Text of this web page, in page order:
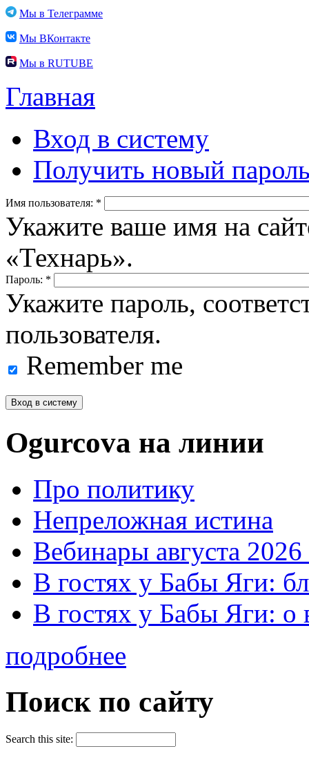
Мы в Телеграмме
Мы ВКонтакте
Мы в RUTUBE
Главная
Вход в систему
Получить новый
Имя пользователя: *
Укажите ваше имя на
«Технарь».
Пароль: *
Укажите пароль,
пользователя.
Remember me
Ogurcova на линии
Про политику
Непреложная истина
Вебинары августа 2026
В гостях у Бабы Яги:
В гостях у Бабы Яги:
подробнее
Поиск по сайту
Search this site: